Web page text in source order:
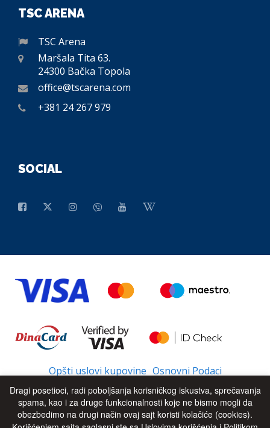
TSC ARENA
TSC Arena
Maršala Tita 63.
24300 Bačka Topola
office@tscarena.com
+381 24 267 979
SOCIAL
Opšti uslovi kupovine Osnovni Podaci
© 2026 - All Rights Reserved UP
Dragi posetioci, radi poboljšanja korisničkog iskustva, sprečavanja
spama, kao i za druge funkcionalnosti koje ne bismo mogli da
obezbedimo na drugi način ovaj sajt koristi kolačiće (cookies).